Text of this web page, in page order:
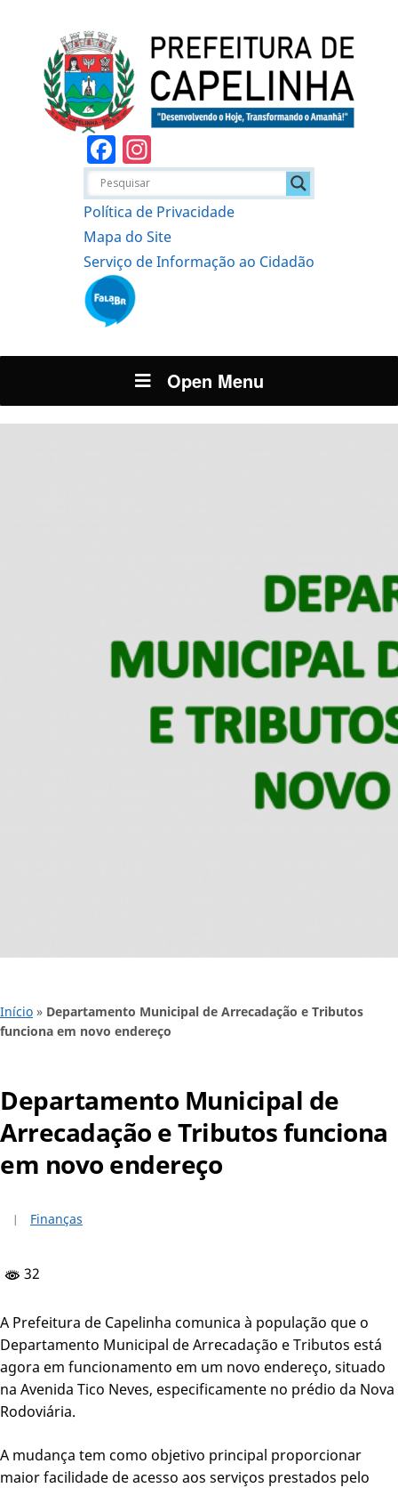
Facebook
Política de Privacidade
Mapa do Site
Serviço de Informação ao Cidadão
Open Menu
Início » Departamento Municipal de Arrecadação e Tributos
funciona em novo endereço
Departamento Municipal de
Arrecadação e Tributos funciona
em novo endereço
Finanças
32
A Prefeitura de Capelinha comunica à população que o
Departamento Municipal de Arrecadação e Tributos está
agora em funcionamento em um novo endereço, situado
na Avenida Tico Neves, especificamente no prédio da Nova
Rodoviária.
A mudança tem como objetivo principal proporcionar
maior facilidade de acesso aos serviços prestados pelo